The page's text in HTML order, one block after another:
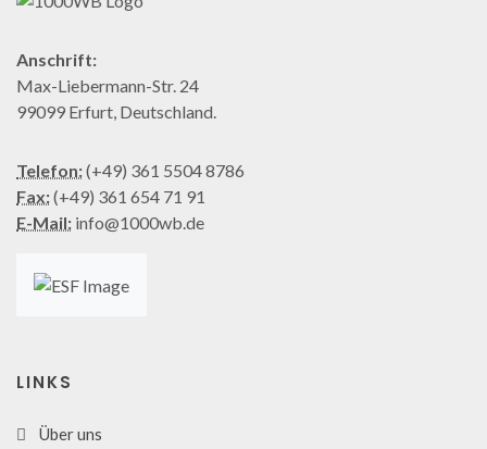
Anschrift:
Max-Liebermann-Str. 24
99099 Erfurt, Deutschland.
Telefon:(+49) 361 5504 8786
Fax:(+49) 361 654 71 91
E-Mail: info@1000wb.de
LINKS
Über uns